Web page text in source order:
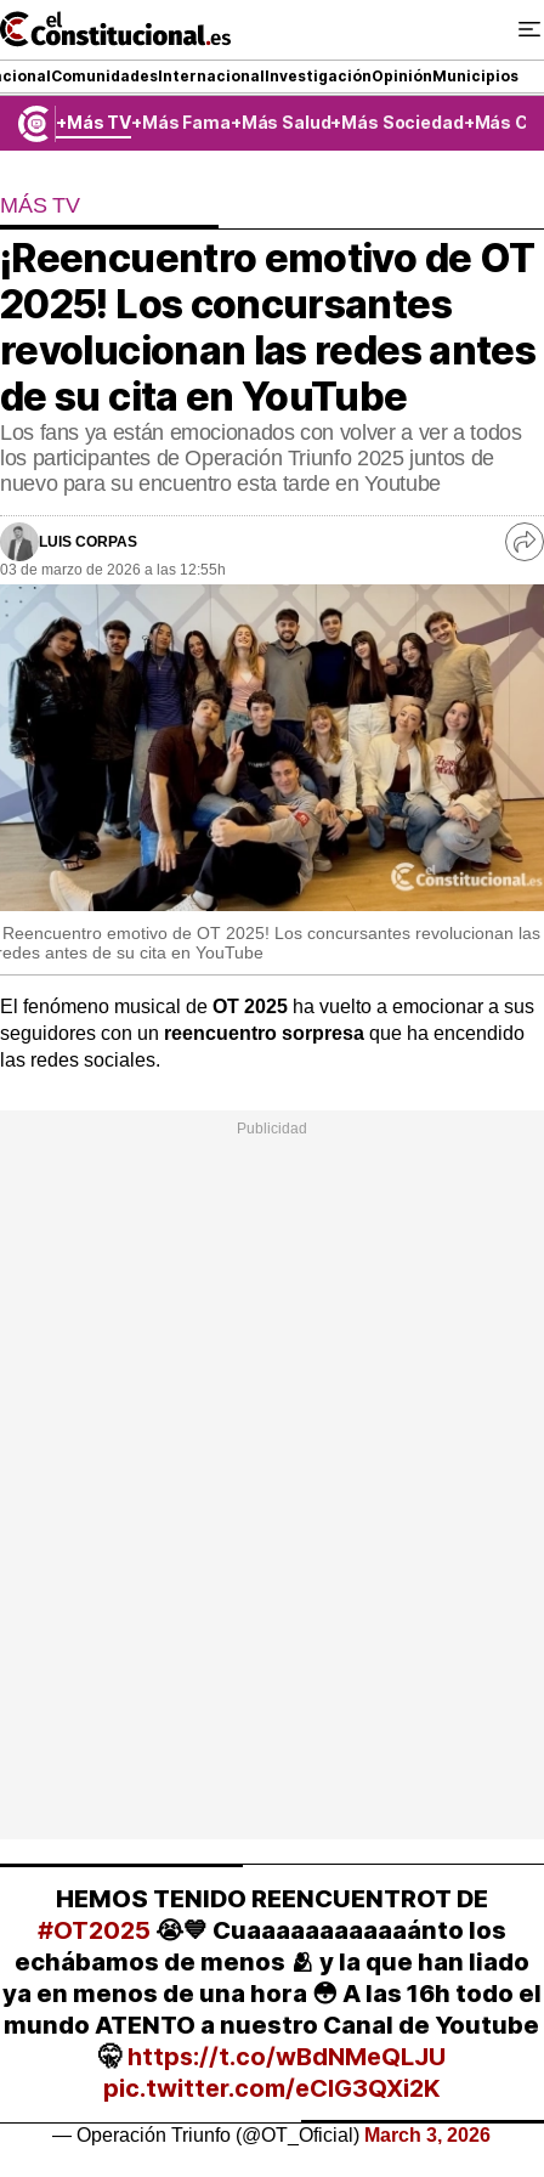
Ir
al
contenido
ComunidadesInternacionalInvestigaciónOpiniónMunicipios
COMUNIDADES
ElConstitucional TV
MásQueTele
ElConstitucional +
MásQueEstilo
MásQuePartidos
MásQueSucesos
MásQueMercados
JuicioExprés
INVESTIGACIÓN
INTERNACIONAL
OPINIÓN
MUNICIPIOS
Más TV Más Fama Más Salud Más Sociedad Más
MÁS TV
¡Reencuentro emotivo de OT
2025! Los concursantes
revolucionan las redes antes
de su cita en YouTube
Los fans ya están emocionados con volver a ver a todos
los participantes de Operación Triunfo 2025 juntos de
nuevo para su encuentro esta tarde en Youtube
LUIS CORPAS
03 de marzo de 2026 a las 12:55h
emotivo de OT 2025! Los concursantes revolucionan las
antes de su cita en YouTube
El fenómeno musical de OT 2025 ha vuelto a emocionar a sus
seguidores con un reencuentro sorpresa que ha encendido
las redes sociales.
HEMOS TENIDO REENCUENTROT DE
#OT2025 😭💙 Cuaaaaaaaaaaaánto los
echábamos de menos 🫂 y la que han liado
ya en menos de una hora 😳 A las 16h todo el
mundo ATENTO a nuestro Canal de Youtube
🤫 https://t.co/wBdNMeQLJU
pic.twitter.com/eClG3QXi2K
— Operación Triunfo (@OT_Oficial) March 3, 2026